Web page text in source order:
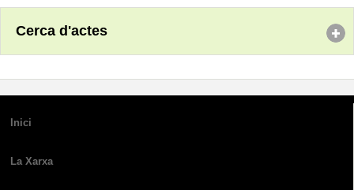
Cerca d'actes
Inici
La Xarxa